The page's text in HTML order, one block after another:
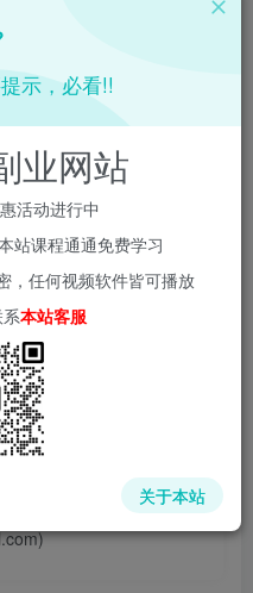
更多网赚项目，点击以下
首页：
目和创业教程 - 狂人资源
示，必看!!
业网站
活动进行中
站课程通通免费学习
，任何视频软件皆可播放
本站客服
关于本站